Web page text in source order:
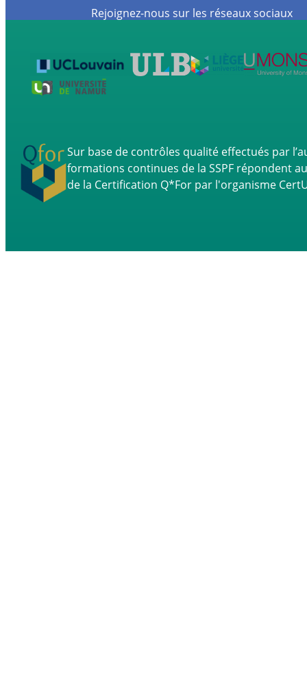
Rejoignez-nous sur les réseaux sociaux
Sur base de contrôles qualité effectués par
formations continues de la SSPF répondent
de la Certification Q*For par l'organisme